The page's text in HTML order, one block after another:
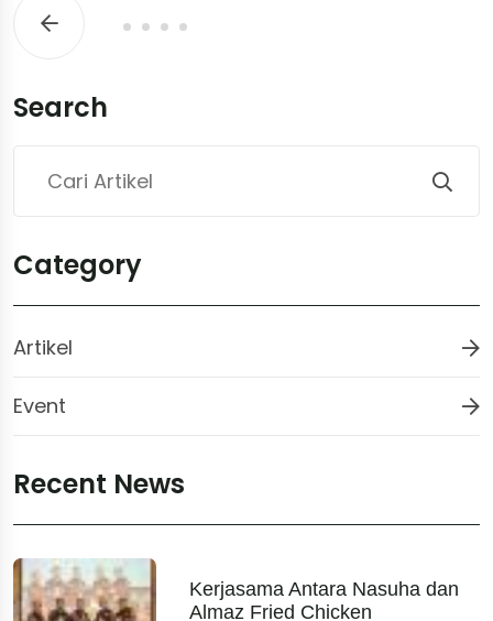
Search
Category
Artikel
Event
Recent News
Kerjasama Antara Nasuha dan
Almaz Fried Chicken